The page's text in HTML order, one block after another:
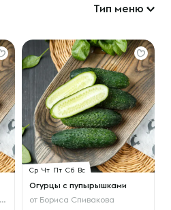
Тип меню
Ср Чт Пт Сб Вс
Огурцы с пупырышками
от Бориса Спивакова